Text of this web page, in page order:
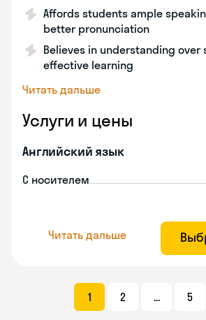
Affords students ample
better pronunciation
Believes in understanding over
effective learning
Читать дальше
Услуги и цены
Английский язык
С носителем
Читать дальше
1 2 ... 5